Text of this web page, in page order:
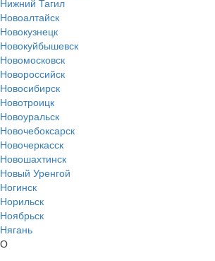
Нижний Тагил
Новоалтайск
Новокузнецк
Новокуйбышевск
Новомосковск
Новороссийск
Новосибирск
Новотроицк
Новоуральск
Новочебоксарск
Новочеркасск
Новошахтинск
Новый Уренгой
Ногинск
Норильск
Ноябрьск
Нягань
О